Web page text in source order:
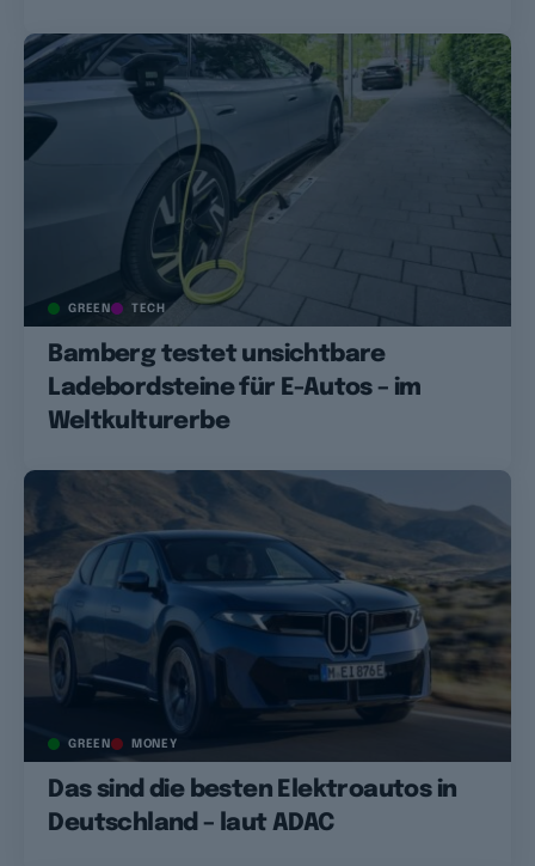
GREEN TECH
Bamberg testet unsichtbare
Ladebordsteine für E-Autos – im
Weltkulturerbe
GREEN MONEY
Das sind die besten Elektroautos in
Deutschland – laut ADAC